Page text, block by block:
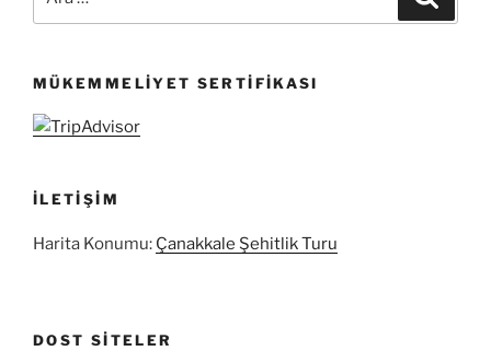
MÜKEMMELIYET SERTIFIKASI
İLETIŞIM
Harita Konumu: Çanakkale Şehitlik Turu
DOST SITELER